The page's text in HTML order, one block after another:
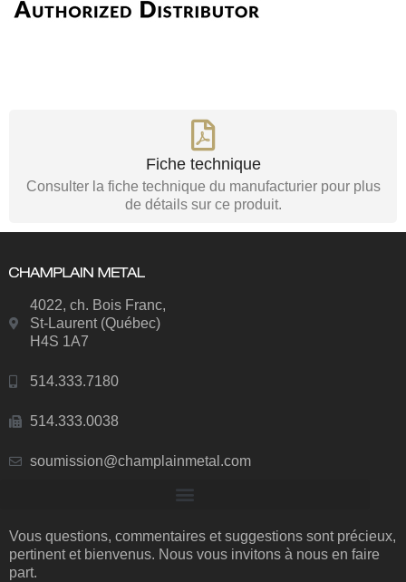
Fiche technique
Consulter la fiche technique du manufacturier pour plus
de détails sur ce produit.
4022, ch. Bois Franc,
St-Laurent (Québec)
H4S 1A7
514.333.7180
514.333.0038
soumission@champlainmetal.com
Vous questions, commentaires et suggestions sont précieux,
pertinent et bienvenus. Nous vous invitons à nous en faire
part.